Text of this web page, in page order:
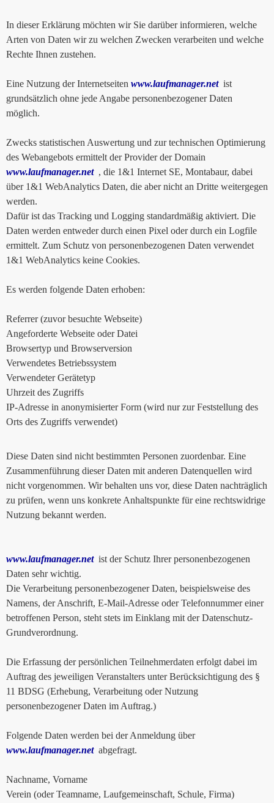
In dieser Erklärung möchten wir Sie darüber informieren, welche
Arten von Daten wir zu welchen Zwecken verarbeiten und welche
Rechte Ihnen zustehen.
Eine Nutzung der Internetseiten www.laufmanager.netist
grundsätzlich ohne jede Angabe personenbezogener Daten
möglich.
Zwecks statistischen Auswertung und zur technischen Optimierung
des Webangebots ermittelt der Provider der Domain
www.laufmanager.net, die 1&1 Internet SE, Montabaur, dabei
über 1&1 WebAnalytics Daten, die aber nicht an Dritte weitergegen
werden.
Dafür ist das Tracking und Logging standardmäßig aktiviert. Die
Daten werden entweder durch einen Pixel oder durch ein Logfile
ermittelt. Zum Schutz von personenbezogenen Daten verwendet
1&1 WebAnalytics keine Cookies.
Es werden folgende Daten erhoben:
Referrer (zuvor besuchte Webseite)
Angeforderte Webseite oder Datei
Browsertyp und Browserversion
Verwendetes Betriebssystem
Verwendeter Gerätetyp
Uhrzeit des Zugriffs
IP-Adresse in anonymisierter Form (wird nur zur Feststellung des
Orts des Zugriffs verwendet)
Diese Daten sind nicht bestimmten Personen zuordenbar. Eine
Zusammenführung dieser Daten mit anderen Datenquellen wird
nicht vorgenommen. Wir behalten uns vor, diese Daten nachträglich
zu prüfen, wenn uns konkrete Anhaltspunkte für eine rechtswidrige
Nutzung bekannt werden.
www.laufmanager.netist der Schutz Ihrer personenbezogenen
Daten sehr wichtig.
Die Verarbeitung personenbezogener Daten, beispielsweise des
Namens, der Anschrift, E-Mail-Adresse oder Telefonnummer einer
betroffenen Person, steht stets im Einklang mit der Datenschutz-
Grundverordnung.
Die Erfassung der persönlichen Teilnehmerdaten erfolgt dabei im
Auftrag des jeweiligen Veranstalters unter Berücksichtigung des §
11 BDSG (Erhebung, Verarbeitung oder Nutzung
personenbezogener Daten im Auftrag.)
Folgende Daten werden bei der Anmeldung über
www.laufmanager.netabgefragt.
Nachname, Vorname
Verein (oder Teamname, Laufgemeinschaft, Schule, Firma)